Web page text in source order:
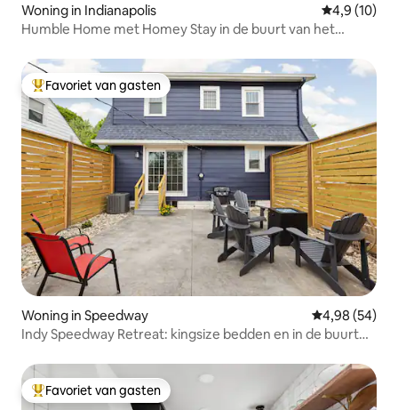
Woning in Indianapolis
4,9 (10)
Humble Home met Homey Stay in de buurt van het
Topfavoriet van gasten
Favoriet van gasten
Woning in Speedway Gemiddelde
4,98 (54)
Indy Speedway Retreat: kingsize bedden en in de buurt
Topfavoriet van gasten
Favoriet van gasten